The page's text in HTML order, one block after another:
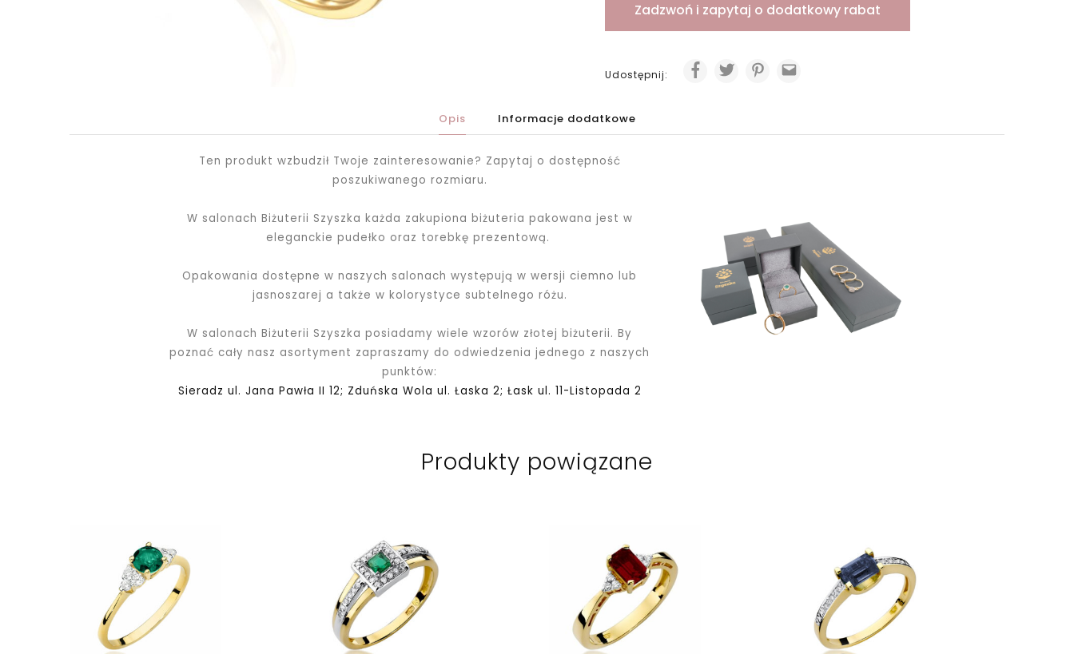
Zadzwoń i zapytaj o dodatkowy rabat
Udostępnij:
Opis Informacje dodatkowe
Ten produkt wzbudził Twoje zainteresowanie? Zapytaj o dostępność
poszukiwanego rozmiaru.
W salonach Biżuterii Szyszka każda zakupiona biżuteria pakowana jest w
eleganckie pudełko oraz torebkę prezentową.
Opakowania dostępne w naszych salonach występują w wersji ciemno lub
jasnoszarej a także w kolorystyce subtelnego różu.
W salonach Biżuterii Szyszka posiadamy wiele wzorów złotej biżuterii. By
poznać cały nasz asortyment zapraszamy do odwiedzenia jednego z naszych
punktów:
Sieradz ul. Jana Pawła II 12; Zduńska Wola ul. Łaska 2; Łask ul. 11-Listopada 2
Produkty powiązane